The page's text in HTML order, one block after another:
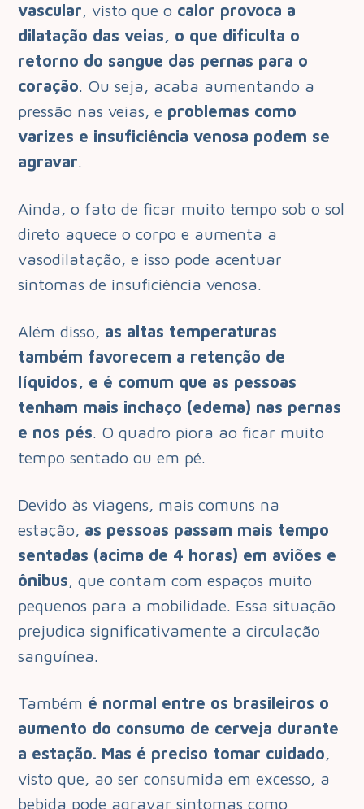
vascular, visto que o calor provoca a
dilatação das veias, o que dificulta o
retorno do sangue das pernas para o
coração. Ou seja, acaba aumentando a
pressão nas veias, e problemas como
varizes e insuficiência venosa podem se
agravar.
Ainda, o fato de ficar muito tempo sob o sol
direto aquece o corpo e aumenta a
vasodilatação, e isso pode acentuar
sintomas de insuficiência venosa.
Além disso, as altas temperaturas
também favorecem a retenção de
líquidos, e é comum que as pessoas
tenham mais inchaço (edema) nas pernas
e nos pés. O quadro piora ao ficar muito
tempo sentado ou em pé.
Devido às viagens, mais comuns na
estação, as pessoas passam mais tempo
sentadas (acima de 4 horas) em aviões e
ônibus, que contam com espaços muito
pequenos para a mobilidade. Essa situação
prejudica significativamente a circulação
sanguínea.
Também é normal entre os brasileiros o
aumento do consumo de cerveja durante
a estação. Mas é preciso tomar cuidado,
visto que, ao ser consumida em excesso, a
bebida pode agravar sintomas como